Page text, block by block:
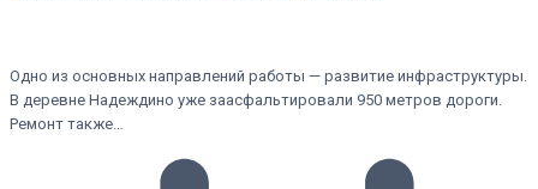
Одно из основных направлений работы — развитие инфраструктуры.
В деревне Надеждино уже заасфальтировали 950 метров дороги.
Ремонт также…